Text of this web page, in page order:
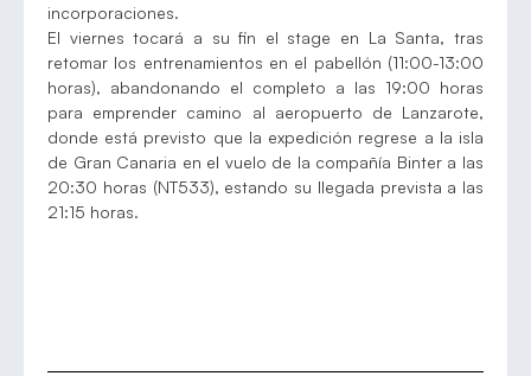
incorporaciones.
El viernes tocará a su fin el stage en La Santa, tras
retomar los entrenamientos en el pabellón (11:00-13:00
horas), abandonando el completo a las 19:00 horas
para emprender camino al aeropuerto de Lanzarote,
donde está previsto que la expedición regrese a la isla
de Gran Canaria en el vuelo de la compañía Binter a las
20:30 horas (NT533), estando su llegada prevista a las
21:15 horas.